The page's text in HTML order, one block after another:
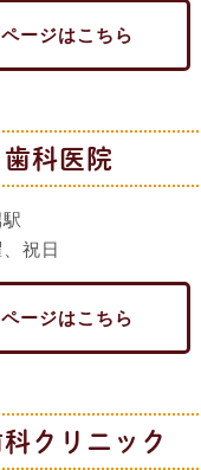
ージはこちら
科医院
祝日
ージはこちら
クリニック